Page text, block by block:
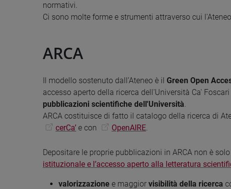
normativi.
Ci sono molte forme e strumenti attraverso cui
ARCA
Il modello sostenuto dall’Ateneo è il Green Open
accesso aperto della ricerca dell'Università Ca'
pubblicazioni scientifiche dell'Università.
ARCA costituisce di fatto il catalogo della ricerca di
cerCa’ e con OpenAIRE.
Depositare le proprie pubblicazioni in ARCA non è
istituzionale e l’accesso aperto alla letteratura
valorizzazione e maggior visibilità della ricerca